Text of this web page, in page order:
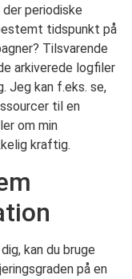
periodiske
tidspunkt på
Tilsvarende
arkiverede logfiler
Jeg kan f.eks. se,
til en
om min
kraftig.
kan du bruge
på en